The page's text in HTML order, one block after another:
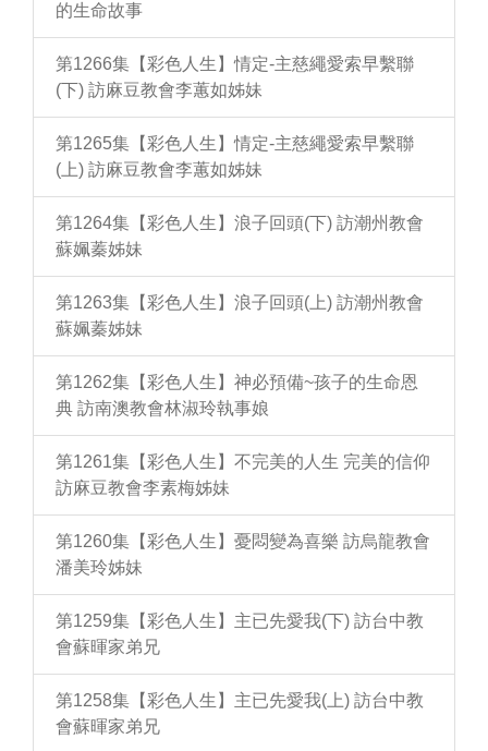
的生命故事
第1266集【彩色人生】情定-主慈繩愛索早繫聯
(下) 訪麻豆教會李蕙如姊妹
第1265集【彩色人生】情定-主慈繩愛索早繫聯
(上) 訪麻豆教會李蕙如姊妹
第1264集【彩色人生】浪子回頭(下) 訪潮州教會
蘇姵蓁姊妹
第1263集【彩色人生】浪子回頭(上) 訪潮州教會
蘇姵蓁姊妹
第1262集【彩色人生】神必預備~孩子的生命恩
典 訪南澳教會林淑玲執事娘
第1261集【彩色人生】不完美的人生 完美的信仰
訪麻豆教會李素梅姊妹
第1260集【彩色人生】憂悶變為喜樂 訪烏龍教會
潘美玲姊妹
第1259集【彩色人生】主已先愛我(下) 訪台中教
會蘇暉家弟兄
第1258集【彩色人生】主已先愛我(上) 訪台中教
會蘇暉家弟兄